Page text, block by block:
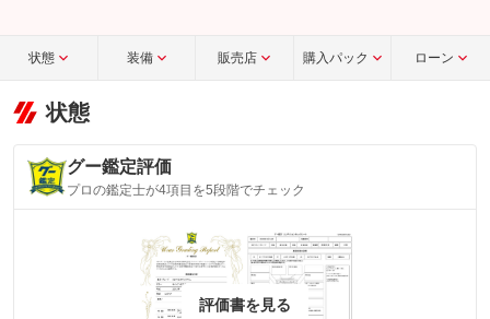
状態 装備 販売店 購入パック ローン
状態
グー鑑定評価
プロの鑑定士が4項目を5段階でチェック
評価書を見る